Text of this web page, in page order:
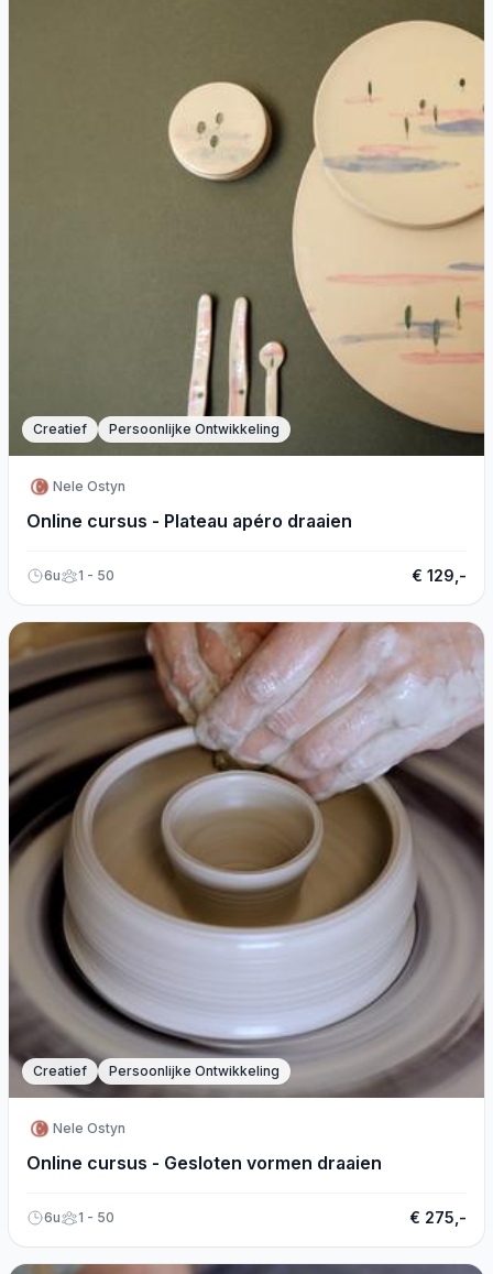
Creatief Persoonlijke Ontwikkeling
Nele Ostyn
Online cursus - Plateau apéro draaien
6u 1 - 50 € 129,-
Creatief Persoonlijke Ontwikkeling
Nele Ostyn
Online cursus - Gesloten vormen draaien
6u 1 - 50 € 275,-